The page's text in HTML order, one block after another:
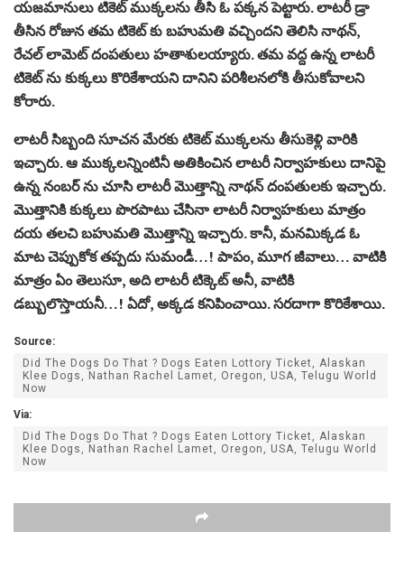
యజమానులు టికెట్ ముక్కలను తీసి ఓ పక్కన పెట్టారు. లాటరీ డ్రా
తీసిన రోజున తమ టికెట్ కు బహుమతి వచ్చిందని తెలిసి నాథన్,
రేచల్ లామెట్ దంపతులు హతాశులయ్యారు. తమ వద్ద ఉన్న లాటరీ
టికెట్ ను కుక్కలు కొరికేశాయని దానిని పరిశీలనలోకి తీసుకోవాలని
కోరారు.
లాటరీ సిబ్బంది సూచన మేరకు టికెట్ ముక్కలను తీసుకెళ్లి వారికి
ఇచ్చారు. ఆ ముక్కలన్నింటినీ అతికించిన లాటరీ నిర్వాహకులు దానిపై
ఉన్న నంబర్ ను చూసి లాటరీ మొత్తాన్ని నాథన్ దంపతులకు ఇచ్చారు.
మొత్తానికి కుక్కలు పొరపాటు చేసినా లాటరీ నిర్వాహకులు మాత్రం
దయ తలచి బహుమతి మొత్తాన్ని ఇచ్చారు. కానీ, మనమిక్కడ ఓ
మాట చెప్పుకోక తప్పదు సుమండీ…! పాపం, మూగ జీవాలు… వాటికి
మాత్రం ఏం తెలుసూ, అది లాటరీ టిక్కెట్ అనీ, వాటికి
డబ్బులొస్తాయనీ…! ఏదో, అక్కడ కనిపించాయి. సరదాగా కొరికేశాయి.
Source:
Did The Dogs Do That ? Dogs Eaten Lottory Ticket, Alaskan
Klee Dogs, Nathan Rachel Lamet, Oregon, USA, Telugu World
Now
Via:
Did The Dogs Do That ? Dogs Eaten Lottory Ticket, Alaskan
Klee Dogs, Nathan Rachel Lamet, Oregon, USA, Telugu World
Now